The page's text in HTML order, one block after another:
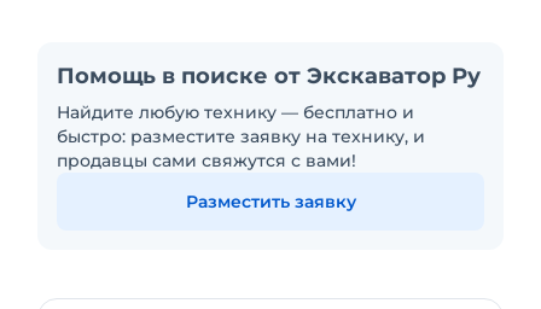
Помощь в поиске от Экскаватор Ру
Найдите любую технику — бесплатно и
быстро: разместите заявку на технику, и
продавцы сами свяжутся с вами!
Разместить заявку